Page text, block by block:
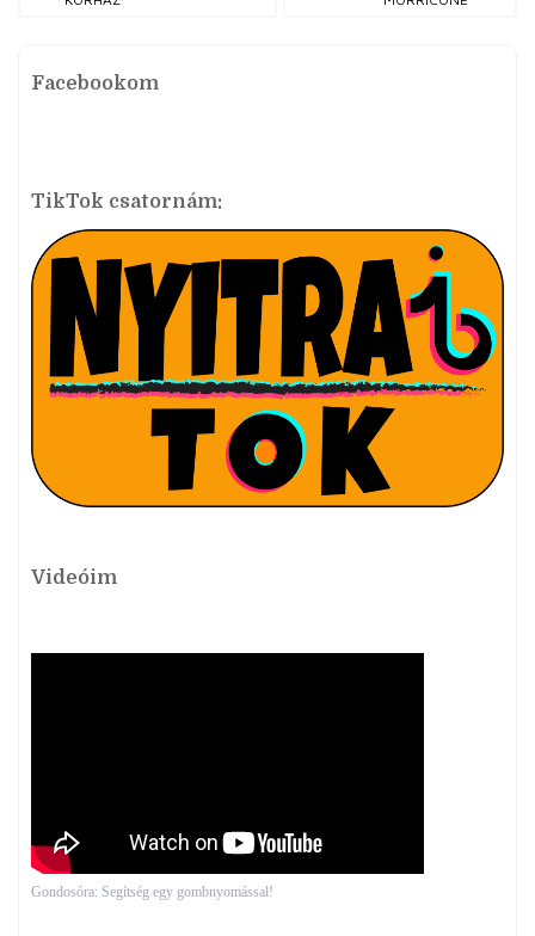
Facebookom
TikTok csatornám:
Videóim
Gondosóra: Segítség egy gombnyomással!